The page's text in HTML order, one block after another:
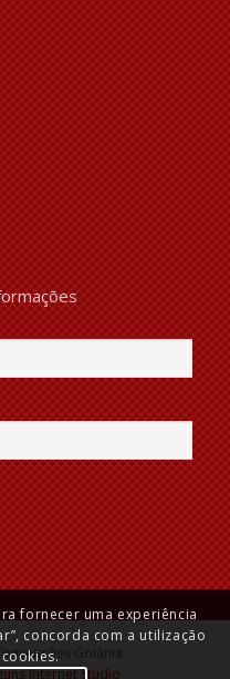
Goiânia
Internet Studio
fornecer uma experiência
concorda com a utilização